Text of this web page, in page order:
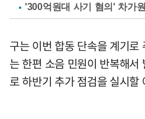
'300억원대 사기 혐의' 차가
구는 이번 합동 단속을 계기로
는 한편 소음 민원이 반복해서
로 하반기 추가 점검을 실시할